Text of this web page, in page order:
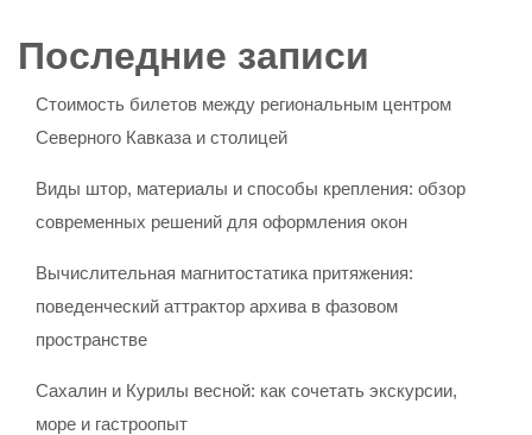
Последние записи
Стоимость билетов между региональным центром
Северного Кавказа и столицей
Виды штор, материалы и способы крепления: обзор
современных решений для оформления окон
Вычислительная магнитостатика притяжения:
поведенческий аттрактор архива в фазовом
пространстве
Сахалин и Курилы весной: как сочетать экскурсии,
море и гастроопыт